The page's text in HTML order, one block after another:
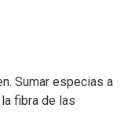
Sumar especias a
fibra de las